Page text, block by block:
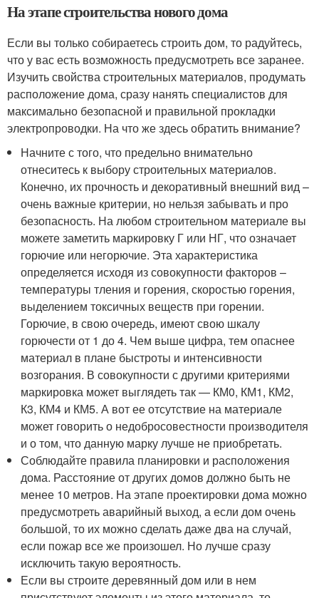
На этапе строительства нового дома
Если вы только собираетесь строить дом, то радуйтесь,
что у вас есть возможность предусмотреть все заранее.
Изучить свойства строительных материалов, продумать
расположение дома, сразу нанять специалистов для
максимально безопасной и правильной прокладки
электропроводки. На что же здесь обратить внимание?
Начните с того, что предельно внимательно
отнеситесь к выбору строительных материалов.
Конечно, их прочность и декоративный внешний вид –
очень важные критерии, но нельзя забывать и про
безопасность. На любом строительном материале вы
можете заметить маркировку Г или НГ, что означает
горючие или негорючие. Эта характеристика
определяется исходя из совокупности факторов –
температуры тления и горения, скоростью горения,
выделением токсичных веществ при горении.
Горючие, в свою очередь, имеют свою шкалу
горючести от 1 до 4. Чем выше цифра, тем опаснее
материал в плане быстроты и интенсивности
возгорания. В совокупности с другими критериями
маркировка может выглядеть так — КМ0, КМ1, КМ2,
К3, КМ4 и КМ5. А вот ее отсутствие на материале
может говорить о недобросовестности производителя
и о том, что данную марку лучше не приобретать.
Соблюдайте правила планировки и расположения
дома. Расстояние от других домов должно быть не
менее 10 метров. На этапе проектировки дома можно
предусмотреть аварийный выход, а если дом очень
большой, то их можно сделать даже два на случай,
если пожар все же произошел. Но лучше сразу
исключить такую вероятность.
Если вы строите деревянный дом или в нем